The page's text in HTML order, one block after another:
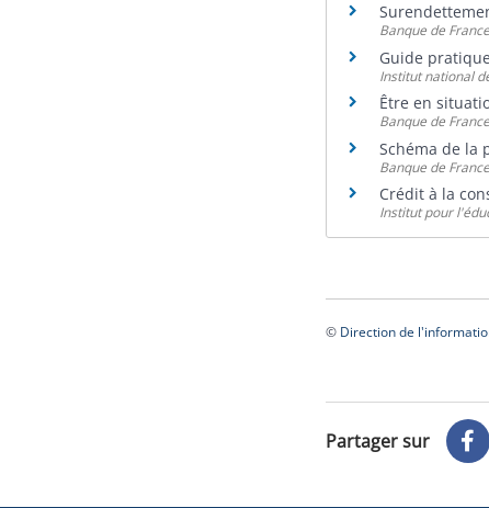
Banque de France
Guide
Institut national
Être en
Banque de France
Schéma de la
Banque de France
Crédit à la
Institut pour
© Direction de
Partager sur